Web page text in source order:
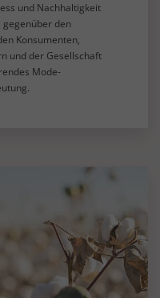
und Nachhaltigkeit
gegenüber den
Konsumenten,
und der Gesellschaft
Mode-